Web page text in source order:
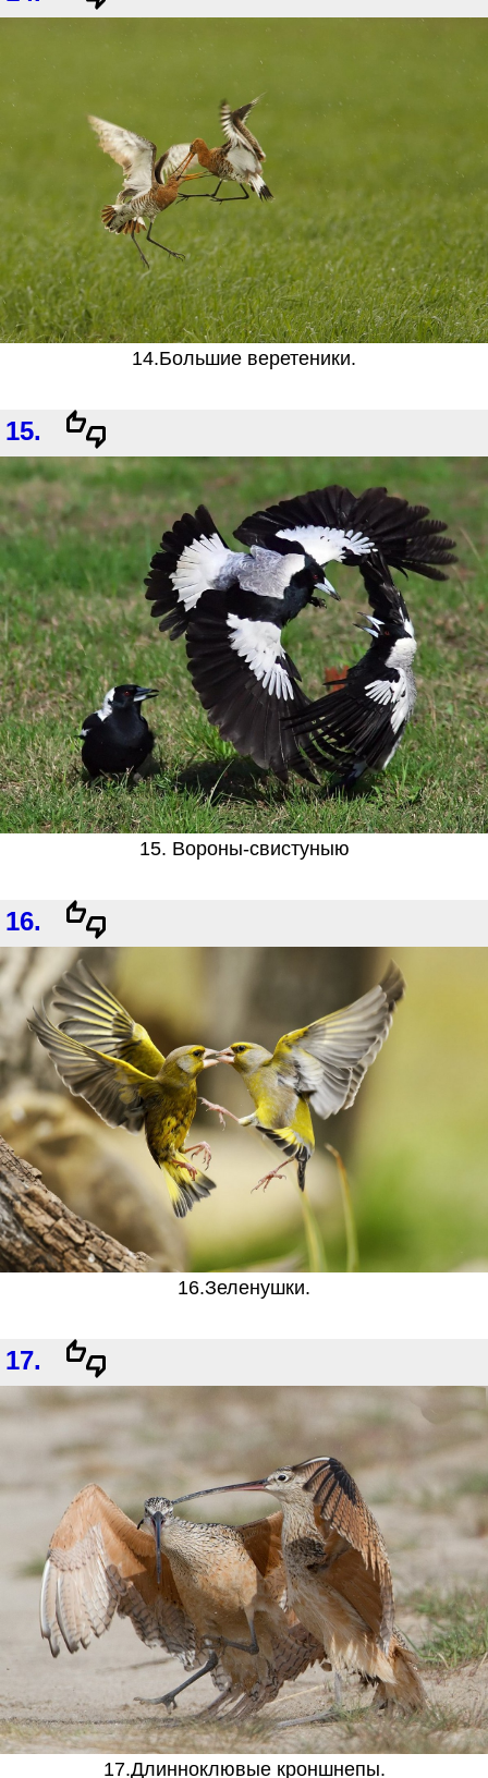
14.Большие веретеники.
15.
15. Вороны-свистуныю
16.
16.Зеленушки.
17.
17.Длинноклювые кроншнепы.